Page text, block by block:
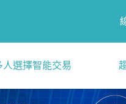
選擇智能交易